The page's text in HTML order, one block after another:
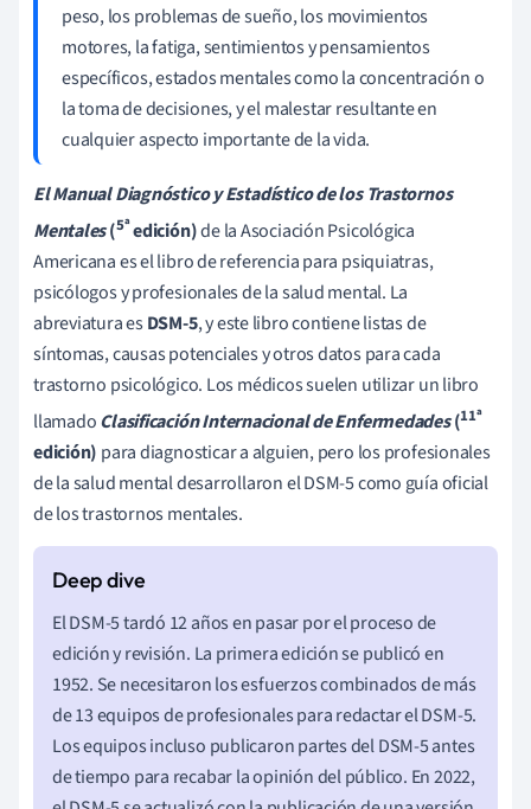
peso, los problemas de sueño, los movimientos
motores, la fatiga, sentimientos y pensamientos
específicos, estados mentales como la concentración o
la toma de decisiones, y el malestar resultante en
cualquier aspecto importante de la vida.
El Manual Diagnóstico y Estadístico de los Trastornos
Mentales(5ªedición)de la Asociación Psicológica
Americana es el libro de referencia para psiquiatras,
psicólogos y profesionales de la salud mental. La
abreviatura esDSM-5, y este libro contiene listas de
síntomas, causas potenciales y otros datos para cada
trastorno psicológico. Los médicos suelen utilizar un libro
llamadoClasificación Internacional de Enfermedades(11ª
edición) para diagnosticar a alguien, pero los profesionales
de la salud mental desarrollaron el DSM-5 como guía oficial
de los trastornos mentales.
El DSM-5 tardó 12 años en pasar por el proceso de
edición y revisión. La primera edición se publicó en
1952. Se necesitaron los esfuerzos combinados de más
de 13 equipos de profesionales para redactar el DSM-5.
Los equipos incluso publicaron partes del DSM-5 antes
de tiempo para recabar la opinión del público. En 2022,